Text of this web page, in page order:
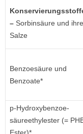
– Sorbinsäure und ihre
Salze
Benzoesäure und
Benzoate*
p-Hydroxybenzoe-
säureethylester (=